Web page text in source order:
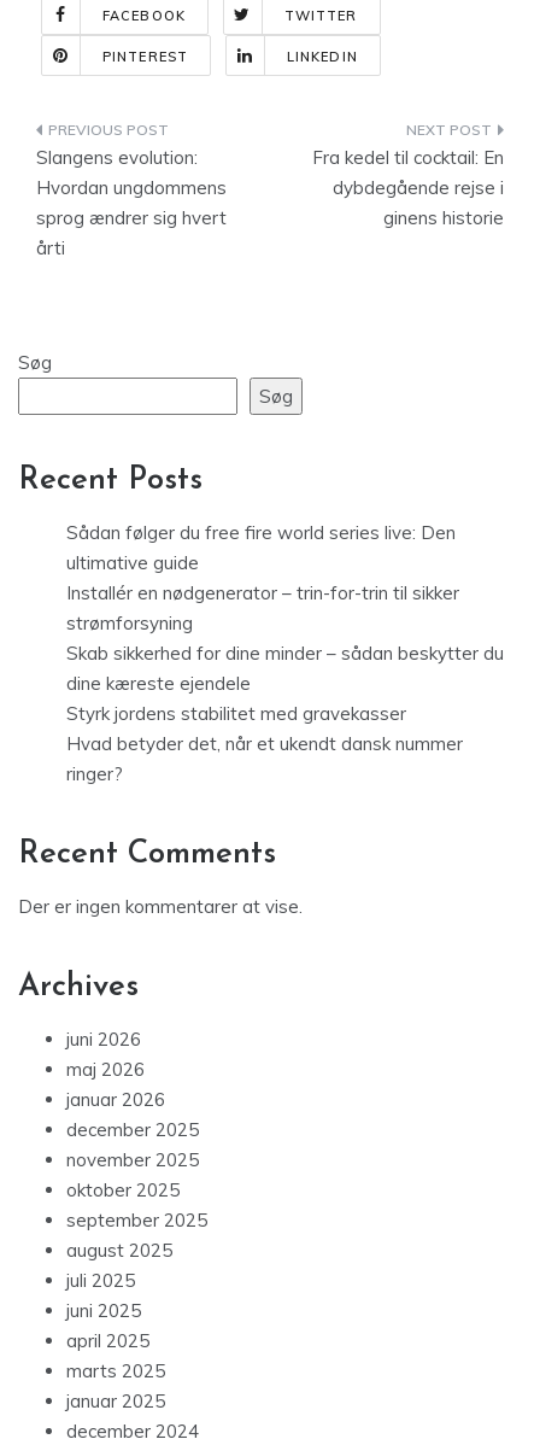
FACEBOOK TWITTER
PINTEREST LINKEDIN
Indlægsnavigation
Slangens evolution:
Hvordan ungdommens
sprog ændrer sig hvert
årti
Fra kedel til cocktail: En
dybdegående rejse i
ginens historie
Søg
Søg
Recent Posts
Sådan følger du free fire world series live: Den
ultimative guide
Installér en nødgenerator – trin-for-trin til sikker
strømforsyning
Skab sikkerhed for dine minder – sådan beskytter du
dine kæreste ejendele
Styrk jordens stabilitet med gravekasser
Hvad betyder det, når et ukendt dansk nummer
ringer?
Recent Comments
Der er ingen kommentarer at vise.
Archives
juni 2026
maj 2026
januar 2026
december 2025
november 2025
oktober 2025
september 2025
august 2025
juli 2025
juni 2025
april 2025
marts 2025
januar 2025
december 2024